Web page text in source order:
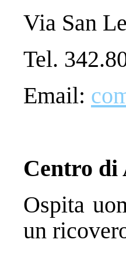
Via San
Tel.
Email:
Centro di
Ospita
un